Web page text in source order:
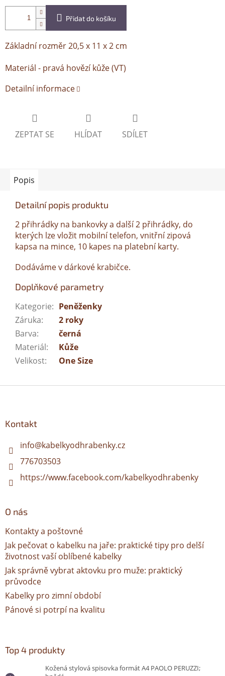
Přidat do košíku
Základní rozměr 20,5 x 11 x 2 cm
Materiál - pravá hovězí kůže (VT)
Detailní informace
ZEPTAT SE HLÍDAT SDÍLET
Popis
Detailní popis produktu
2 přihrádky na bankovky a další 2 přihrádky, do
kterých lze vložit mobilní telefon, vnitřní zipová
kapsa na mince, 10 kapes na platební karty.
Dodáváme v dárkové krabičce.
Doplňkové parametry
Kategorie: Peněženky
Záruka:
2 roky
Barva:
černá
Materiál:
Kůže
Velikost: One Size
Kontakt
info@kabelkyodhrabenky.cz
776703503
https://www.facebook.com/kabelkyodhrabenky
O nás
Kontakty a poštovné
Jak pečovat o kabelku na jaře: praktické tipy pro delší
životnost vaší oblíbené kabelky
Jak správně vybrat aktovku pro muže: praktický
průvodce
Kabelky pro zimní období
Pánové si potrpí na kvalitu
Top 4 produkty
Kožená stylová spisovka formát A4 PAOLO PERUZZI;